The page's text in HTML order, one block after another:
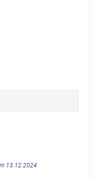
13.12.2024